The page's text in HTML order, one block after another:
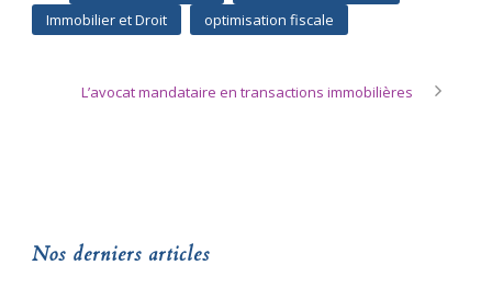
Immobilier et Droit
optimisation fiscale
L’avocat mandataire en transactions immobilières
Nos derniers articles